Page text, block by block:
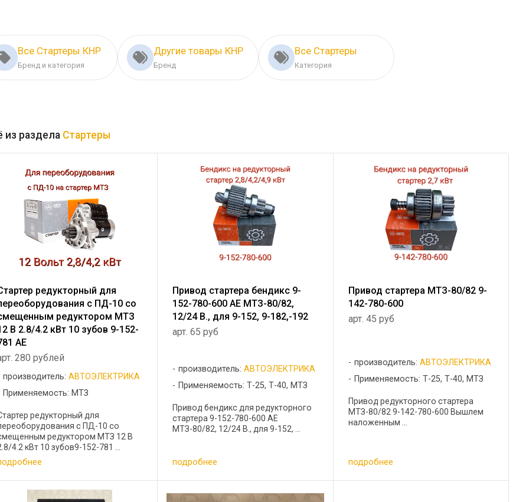
Все Стартеры КНР
Бренд и категория
Другие товары КНР
Бренд
Все Стартеры
Категория
из раздела Стартеры
редукторный для
с ПД-10 со
редуктором МТЗ
В 2.8/4.2 кВт 10 зубов 9-152-
AE
280 рублей
производитель: АВТОЭЛЕКТРИКА
Применяемость: МТЗ
редукторный для
с ПД-10 со
редуктором МТЗ 12 В
4.2 кВт 10 зубов9-152-781 ...
Привод стартера бендикс 9-
152-780-600 АЕ МТЗ-80/82,
12/24 В., для 9-152, 9-182,-192
арт. 65 руб
производитель:АВТОЭЛЕКТРИКА
Применяемость: Т-25, Т-40, МТЗ
Привод бендикс для редукторного
стартера 9-152-780-600 АЕ
МТЗ-80/82, 12/24 В., для 9-152, ...
подробнее
Привод стартера МТЗ-80/82 9-
142-780-600
арт. 45 руб
производитель: АВТОЭЛЕКТРИКА
Применяемость: Т-25, Т-40, МТЗ
Привод редукторного стартера
МТЗ-80/82 9-142-780-600 Вышлем
наложенным ...
подробнее